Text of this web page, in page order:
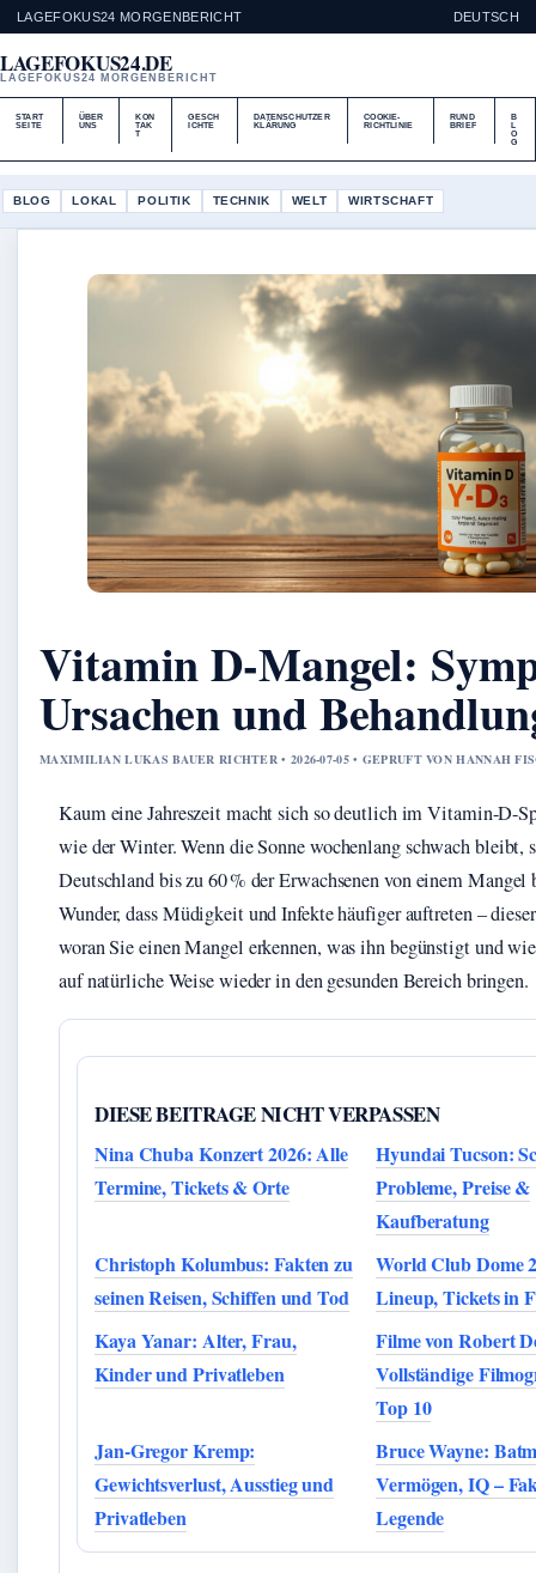
LAGEFOKUS24 MORGENBERICHT DEUTSCH
LAGEFOKUS24.DE
LAGEFOKUS24 MORGENBERICHT
START
SEITE
ÜBER
UNS
KON
TAK
T
GESCH
ICHTE
DATENSCHUTZER
KLÄRUNG
COOKIE-
RICHTLINIE
RUND
BRIEF
B
O
G
BLOG LOKAL POLITIK TECHNIK WELT WIRTSCHAFT
Vitamin D-Mangel:
Ursachen und
MAXIMILIAN LUKAS BAUER RICHTER • 2026-07-05 • GEPRUFT VON HANNAH
Kaum eine Jahreszeit macht sich so deutlich im Vitamin-D-
wie der Winter. Wenn die Sonne wochenlang schwach bleibt,
Deutschland bis zu 60 % der Erwachsenen von einem
Wunder, dass Müdigkeit und Infekte häufiger auftreten –
woran Sie einen Mangel erkennen, was ihn begünstigt und
auf natürliche Weise wieder in den gesunden Bereich bringen.
DIESE BEITRAGE NICHT VERPASSEN
Nina Chuba Konzert 2026: Alle
Termine, Tickets & Orte
Hyundai Tucson:
Probleme, Preise &
Kaufberatung
Christoph Kolumbus: Fakten zu
seinen Reisen, Schiffen und Tod
World Club Dome
Lineup, Tickets in
Kaya Yanar: Alter, Frau,
Kinder und Privatleben
Filme von Robert
Vollständige
Top 10
Jan-Gregor Kremp:
Gewichtsverlust, Ausstieg und
Privatleben
Bruce Wayne:
Vermögen, IQ –
Legende